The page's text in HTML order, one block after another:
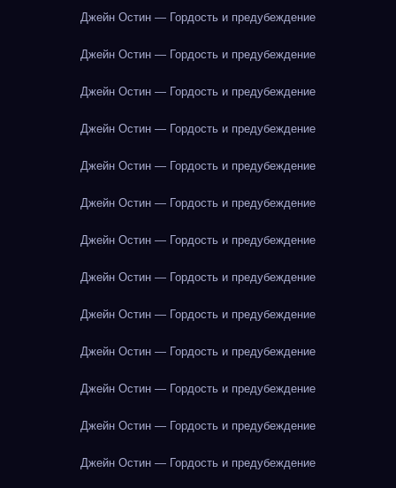
Джейн Остин — Гордость и предубеждение
Джейн Остин — Гордость и предубеждение
Джейн Остин — Гордость и предубеждение
Джейн Остин — Гордость и предубеждение
Джейн Остин — Гордость и предубеждение
Джейн Остин — Гордость и предубеждение
Джейн Остин — Гордость и предубеждение
Джейн Остин — Гордость и предубеждение
Джейн Остин — Гордость и предубеждение
Джейн Остин — Гордость и предубеждение
Джейн Остин — Гордость и предубеждение
Джейн Остин — Гордость и предубеждение
Джейн Остин — Гордость и предубеждение